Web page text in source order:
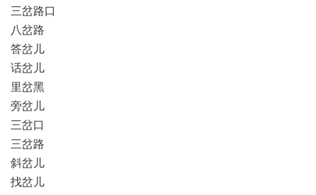
三岔路口
八岔路
答岔儿
话岔儿
里岔黑
旁岔儿
三岔口
三岔路
斜岔儿
找岔儿